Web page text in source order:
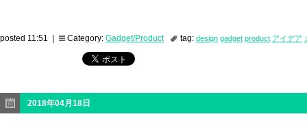
posted 11:51 | Category: Gadget/Product tag: design gadget product アイデア
2018年04月18日